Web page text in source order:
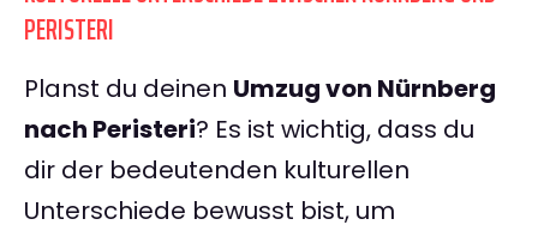
PERISTERI
Planst du deinen Umzug von Nürnberg
nach Peristeri? Es ist wichtig, dass du
dir der bedeutenden kulturellen
Unterschiede bewusst bist, um